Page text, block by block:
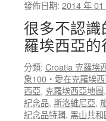
買
一
支
艦
隊
回
來！〉
中
發佈日期: 2014 年 01
很多不認
羅埃西亞
分類: Croatia 克羅埃
象100‧愛在克羅埃
西亞, 克羅埃西亞地圖,
紀念品, 斯洛維尼亞,
紀念品特輯, 黑山共和